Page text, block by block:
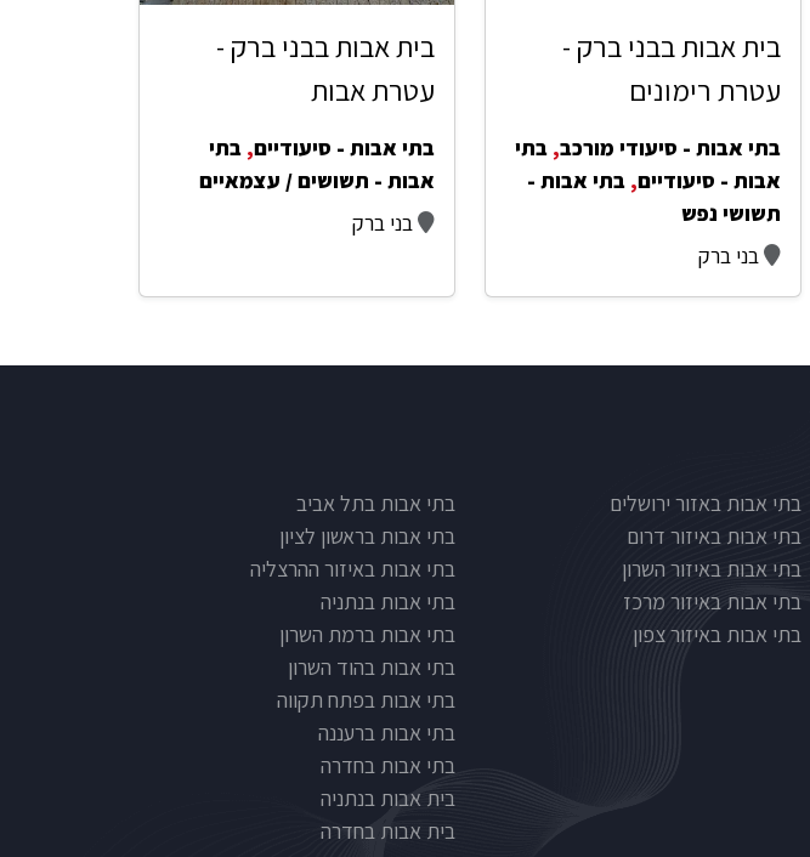
בית אבות בבני ברק -
עטרת רימונים
בתי אבות - סיעודי מורכב, בתי
אבות - סיעודיים, בתי אבות -
תשושי נפש
בני ברק
בית אבות בבני ברק -
עטרת אבות
בתי אבות - סיעודיים, בתי
אבות - תשושים / עצמאיים
בני ברק
בתי אבות לפי אזורים
בתי אבות באזור ירושלים
בתי אבות באיזור דרום
בתי אבות באיזור השרון
בתי אבות באיזור מרכז
בתי אבות באיזור צפון
בתי אבות בתל אביב
בתי אבות בראשון לציון
בתי אבות באיזור ההרצליה
בתי אבות בנתניה
בתי אבות ברמת השרון
בתי אבות בהוד השרון
בתי אבות בפתח תקווה
בתי אבות ברעננה
בתי אבות בחדרה
בית אבות בנתניה
בית אבות בחדרה